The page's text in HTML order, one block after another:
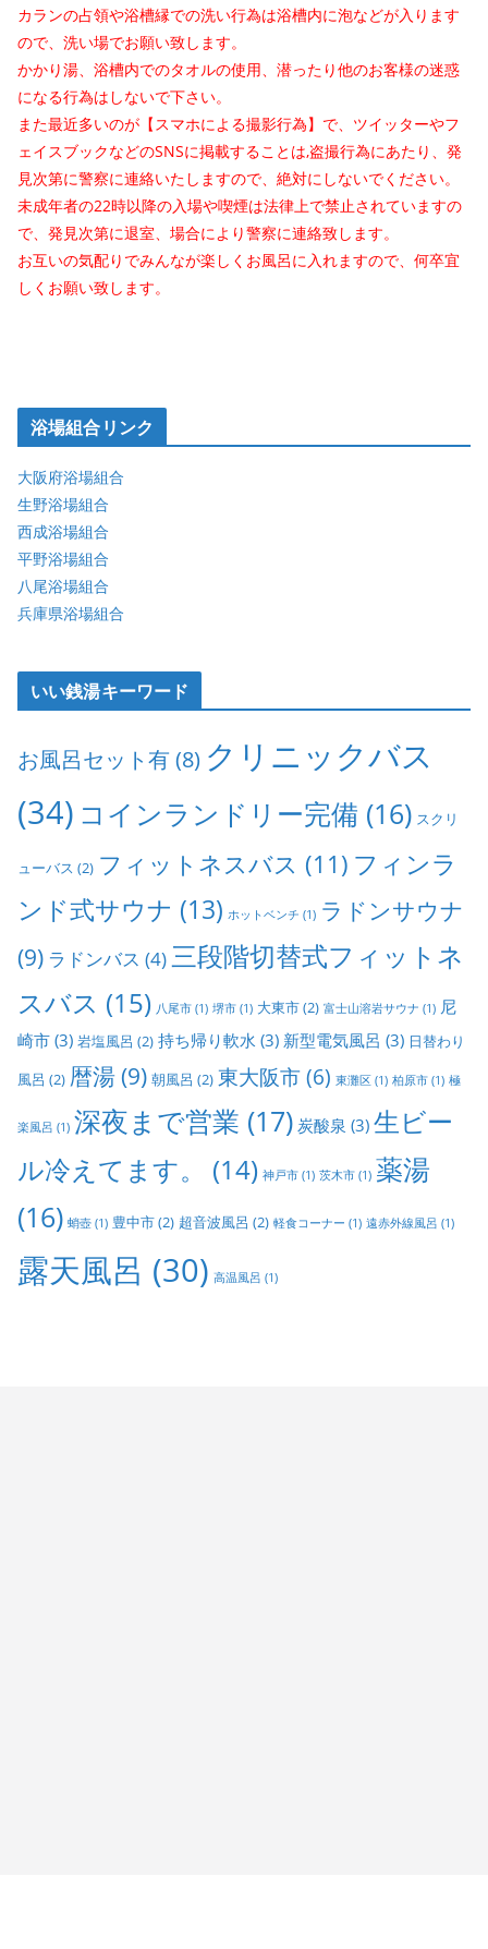
カランの占領や浴槽縁での洗い行為は浴槽内に泡などが入ります
ので、洗い場でお願い致します。
かかり湯、浴槽内でのタオルの使用、潜ったり他のお客様の迷惑
になる行為はしないで下さい。
また最近多いのが【スマホによる撮影行為】で、ツイッターやフ
ェイスブックなどのSNSに掲載することは,盗撮行為にあたり、発
見次第に警察に連絡いたしますので、絶対にしないでください。
未成年者の22時以降の入場や喫煙は法律上で禁止されていますの
で、発見次第に退室、場合により警察に連絡致します。
お互いの気配りでみんなが楽しくお風呂に入れますので、何卒宜
しくお願い致します。
浴場組合リンク
大阪府浴場組合
生野浴場組合
西成浴場組合
平野浴場組合
八尾浴場組合
兵庫県浴場組合
いい銭湯キーワード
お風呂セット有(8) クリニックバス
(34) コインランドリー完備 (16) スクリ
ューバス (2) フィットネスバス (11) フィンラ
ンド式サウナ (13) ホットベンチ (1) ラドンサウナ
(9) ラドンバス (4)三段階切替式フィットネ
スバス (15) 八尾市 (1) 堺市 (1) 大東市(2) 富士山溶岩サウナ (1) 尼
崎市 (3) 岩塩風呂 (2) 持ち帰り軟水 (3) 新型電気風呂 (3) 日替わり
風呂 (2) 暦湯(9) 朝風呂 (2) 東大阪市(6) 東灘区 (1) 柏原市 (1) 極
楽風呂 (1) 深夜まで営業 (17) 炭酸泉 (3) 生ビー
ル冷えてます。
(14) 神戸市 (1) 茨木市 (1) 薬湯
(16) 蛸壺 (1) 豊中市(2) 超音波風呂 (2) 軽食コーナー (1) 遠赤外線風呂 (1)
露天風呂 (30) 高温風呂 (1)